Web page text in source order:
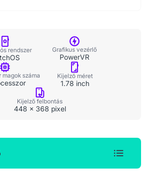
rendszer Grafikus vezérlő
PowerVR
magok száma Kijelző méret
1.78 inch
Kijelző felbontás
448 x 368 pixel